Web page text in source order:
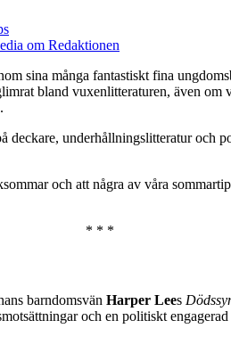
sina många fantastiskt fina
bland vuxenlitteraturen, även
underhållningslitteratur och
och att några av våra
* * *
barndomsvän Harper Lees
och en politiskt